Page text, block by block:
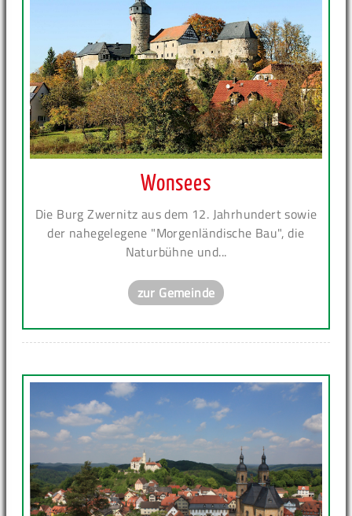
Wonsees
Die Burg Zwernitz aus dem 12. Jahrhundert sowie
der nahegelegene "Morgenländische Bau", die
Naturbühne und...
zur Gemeinde